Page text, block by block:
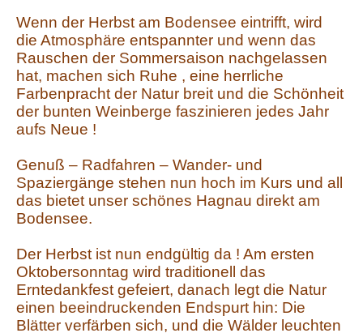
Wenn der Herbst am Bodensee eintrifft, wird
die Atmosphäre entspannter und wenn das
Rauschen der Sommersaison nachgelassen
hat, machen sich Ruhe , eine herrliche
Farbenpracht der Natur breit und die Schönheit
der bunten Weinberge faszinieren jedes Jahr
aufs Neue !
Genuß – Radfahren – Wander- und
Spaziergänge stehen nun hoch im Kurs und all
das bietet unser schönes Hagnau direkt am
Bodensee.
Der Herbst ist nun endgültig da ! Am ersten
Oktobersonntag wird traditionell das
Erntedankfest gefeiert, danach legt die Natur
einen beeindruckenden Endspurt hin: Die
Blätter verfärben sich, und die Wälder leuchten